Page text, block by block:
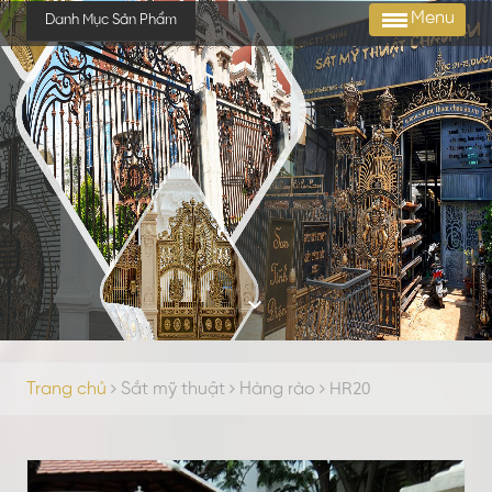
Danh Mục Sản Phẩm Menu
Trang chủ Sắt mỹ thuật Hàng rào HR20